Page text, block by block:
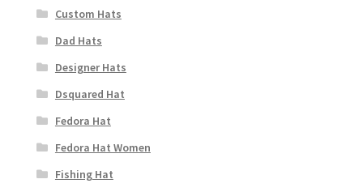
Custom Hats
Dad Hats
Designer Hats
Dsquared Hat
Fedora Hat
Fedora Hat Women
Fishing Hat